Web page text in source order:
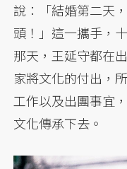
說：「結婚第二天
頭！」這一攜手，
那天，王延守都在
家將文化的付出，
工作以及出團事宜
文化傳承下去。